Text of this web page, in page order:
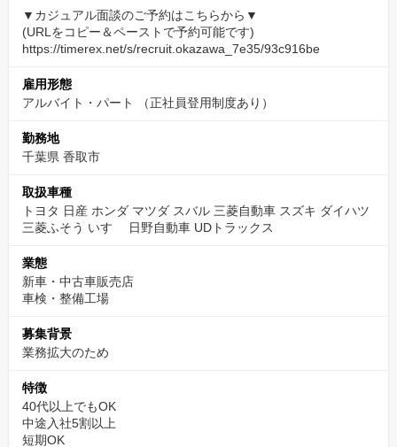
休憩室にはWi-Fiと冷蔵庫を完備し、快適に過ごせる環境を整備。
あなたの「働きやすさ」と「成長したい気持ち」を、私たちは全
力でサポートします。
▼カジュアル面談のご予約はこちらから▼
(URLをコピー＆ペーストで予約可能です)
https://timerex.net/s/recruit.okazawa_7e35/93c916be
雇用形態
アルバイト・パート （正社員登用制度あり）
勤務地
千葉県 香取市
取扱車種
トヨタ 日産 ホンダ マツダ スバル 三菱自動車 スズキ ダイハツ
三菱ふそう いすゞ 日野自動車 UDトラックス
業態
新車・中古車販売店
車検・整備工場
募集背景
業務拡大のため
特徴
40代以上でもOK
中途入社5割以上
短期OK